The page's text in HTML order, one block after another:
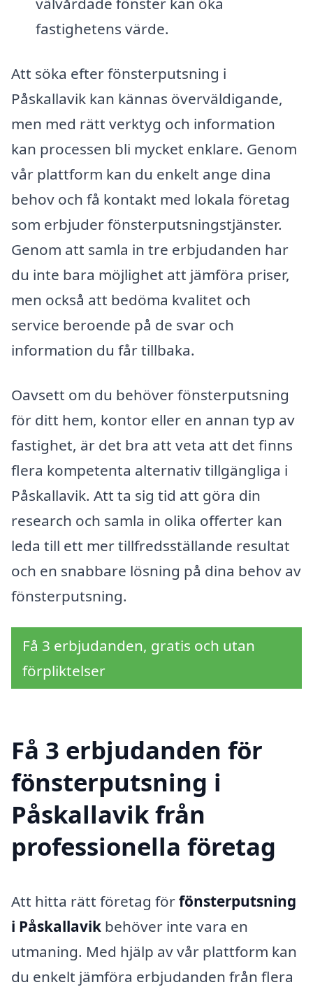
fastighetens värde.
Att söka efter fönsterputsning i
Påskallavik kan kännas överväldigande,
men med rätt verktyg och information
kan processen bli mycket enklare. Genom
vår plattform kan du enkelt ange dina
behov och få kontakt med lokala företag
som erbjuder fönsterputsningstjänster.
Genom att samla in tre erbjudanden har
du inte bara möjlighet att jämföra priser,
men också att bedöma kvalitet och
service beroende på de svar och
information du får tillbaka.
Oavsett om du behöver fönsterputsning
för ditt hem, kontor eller en annan typ av
fastighet, är det bra att veta att det finns
flera kompetenta alternativ tillgängliga i
Påskallavik. Att ta sig tid att göra din
research och samla in olika offerter kan
leda till ett mer tillfredsställande resultat
och en snabbare lösning på dina behov av
fönsterputsning.
Få 3 erbjudanden, gratis och utan
förpliktelser
Få 3 erbjudanden för
fönsterputsning i
Påskallavik från
professionella företag
Att hitta rätt företag förfönsterputsning
i Påskallavik behöver inte vara en
utmaning. Med hjälp av vår plattform kan
du enkelt jämföra erbjudanden från flera